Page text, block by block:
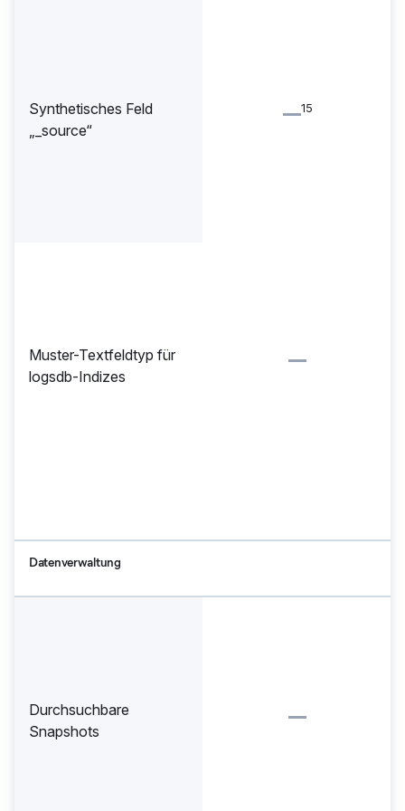
Synthetisches Feld
„_source“
Muster-Textfeldtyp für
logsdb-Indizes
Datenverwaltung
Durchsuchbare
Snapshots
15